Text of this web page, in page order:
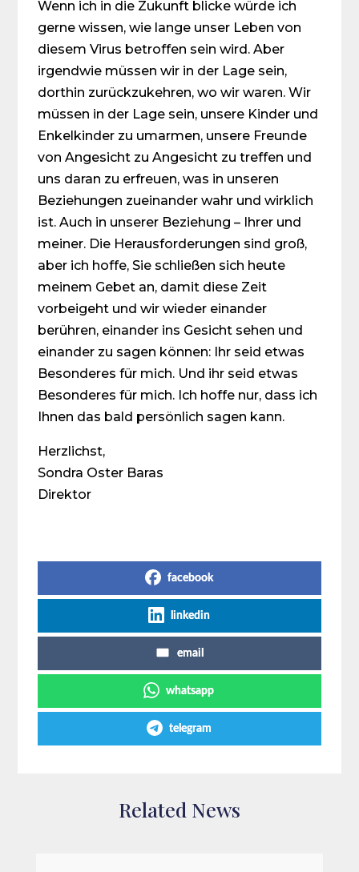
Wenn ich in die Zukunft blicke würde ich
gerne wissen, wie lange unser Leben von
diesem Virus betroffen sein wird. Aber
irgendwie müssen wir in der Lage sein,
dorthin zurückzukehren, wo wir waren. Wir
müssen in der Lage sein, unsere Kinder und
Enkelkinder zu umarmen, unsere Freunde
von Angesicht zu Angesicht zu treffen und
uns daran zu erfreuen, was in unseren
Beziehungen zueinander wahr und wirklich
ist. Auch in unserer Beziehung – Ihrer und
meiner. Die Heraus­forderungen sind groß,
aber ich hoffe, Sie schließen sich heute
meinem Gebet an, damit diese Zeit
vorbeigeht und wir wieder einander
berühren, einander ins Gesicht sehen und
einander zu sagen können: Ihr seid etwas
Besonderes für mich. Und ihr seid etwas
Besonderes für mich. Ich hoffe nur, dass ich
Ihnen das bald persönlich sagen kann.
Herzlichst,
Sondra Oster Baras
Direktor
facebook
linkedin
email
whatsapp
telegram
Related News